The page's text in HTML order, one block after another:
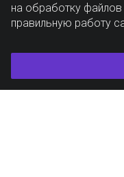
на обработку
правильную работу